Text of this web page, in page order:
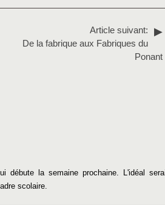
Article suivant:
De la fabrique aux Fabriques du
Ponant
débute la semaine prochaine. L'idéal
scolaire.